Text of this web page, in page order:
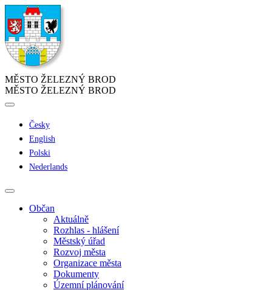
MĚSTO ŽELEZNÝ BROD
MĚSTO ŽELEZNÝ BROD
Česky
English
Polski
Nederlands
Občan
Aktuálně
Rozhlas - hlášení
Městský úřad
Rozvoj města
Organizace města
Dokumenty
Územní plánování